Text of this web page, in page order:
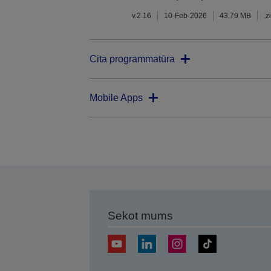
v.2.16 10-Feb-2026 43.79 MB
Cita programmatūra
Mobile Apps
Sekot mums